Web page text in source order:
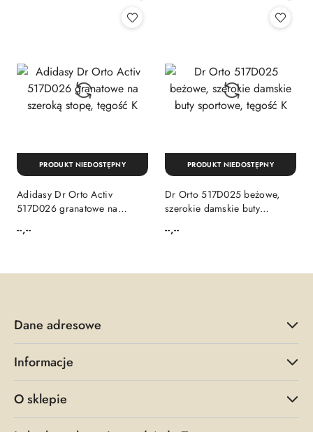
obniżką
obniżką
Adidasy Dr Orto Activ
517D026 granatowe na
Cena:
--,--
PRODUKT NIEDOSTĘPNY
Dr Orto 517D025 beżowe,
szerokie damskie buty
Cena:
--,--
PRODUKT NIEDOSTĘPNY
Dane adresowe
Informacje
O sklepie